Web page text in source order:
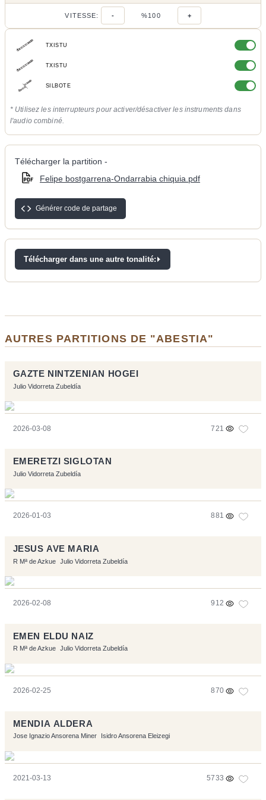
VITESSE: - %100 +
TXISTU
TXISTU
SILBOTE
* Utilisez les interrupteurs pour activer/désactiver les instruments dans
l'audio combiné.
Télécharger la partition -
Felipe bostgarrena-Ondarrabia chiquia.pdf
Générer code de partage
Télécharger dans une autre tonalité:
AUTRES PARTITIONS DE "ABESTIA"
GAZTE NINTZENIAN HOGEI
Julio Vidorreta Zubeldía
2026-03-08 721
EMERETZI SIGLOTAN
Julio Vidorreta Zubeldía
2026-01-03 881
JESUS AVE MARIA
R Mª de Azkue Julio Vidorreta Zubeldía
2026-02-08 912
EMEN ELDU NAIZ
R Mª de Azkue Julio Vidorreta Zubeldía
2026-02-25 870
MENDIA ALDERA
Jose Ignazio Ansorena Miner Isidro Ansorena Eleizegi
2021-03-13 5733